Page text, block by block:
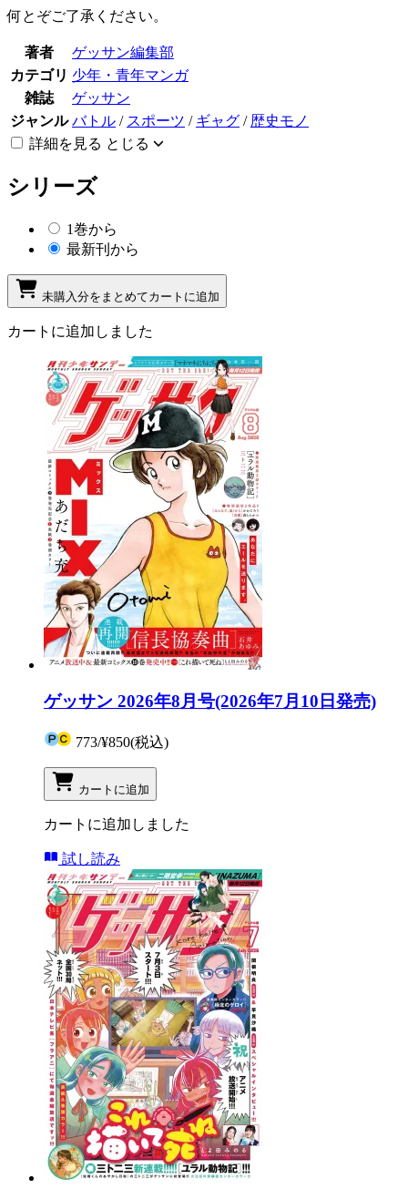
何とぞご了承ください。
著者
ゲッサン編集部
カテゴリ 少年・青年マンガ
雑誌
ゲッサン
ジャンル バトル / スポーツ / ギャグ / 歴史モノ
詳細を見る とじる
シリーズ
1巻から
最新刊から
未購入分をまとめてカートに追加
カートに追加しました
ゲッサン 2026年8月号(2026年7月10日発売)
773/¥850(税込)
カートに追加
カートに追加しました
試し読み